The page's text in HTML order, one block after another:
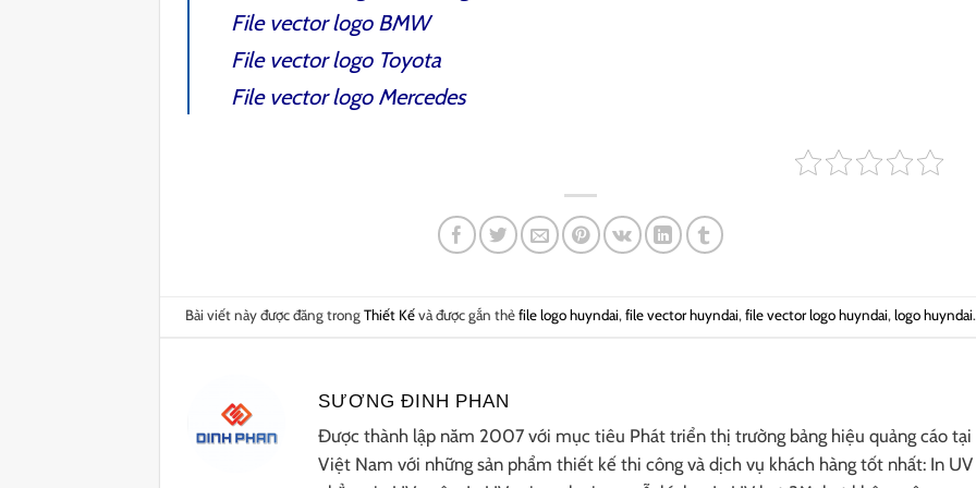
File vector logo BMW
File vector logo Toyota
File vector logo Mercedes
Bài viết này được đăng trongThiết Kếvà được gắn thẻfile logo huyndai,file vector huyndai,file vector logo huyndai,logo huyndai.
SƯƠNG ĐINH PHAN
Được thành lập năm 2007 với mục tiêu Phát triển thị trường bảng hiệu quảng cáo tại
Việt Nam với những sản phẩm thiết kế thi công và dịch vụ khách hàng tốt nhất: In UV